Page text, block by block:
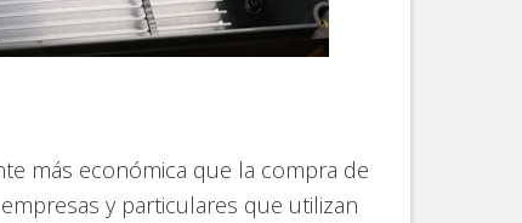
más económica que la compra de
y particulares que utilizan